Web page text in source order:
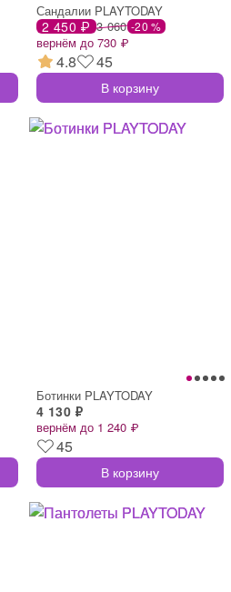
Сандалии PLAYTODAY
2 450 ₽ 3 060 -20 %
вернём до 730 ₽
4.8 45
В корзину
Ботинки PLAYTODAY
4 130 ₽
вернём до 1 240 ₽
45
В корзину